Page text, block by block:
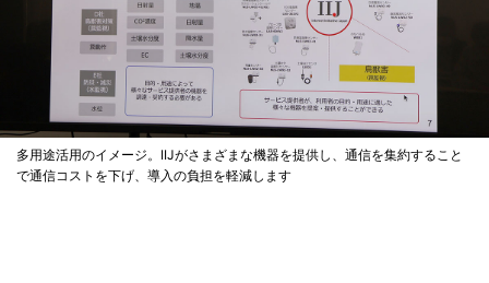
多用途活用のイメージ。IIJがさまざまな機器を提供し、通信を集約すること
で通信コストを下げ、導入の負担を軽減します